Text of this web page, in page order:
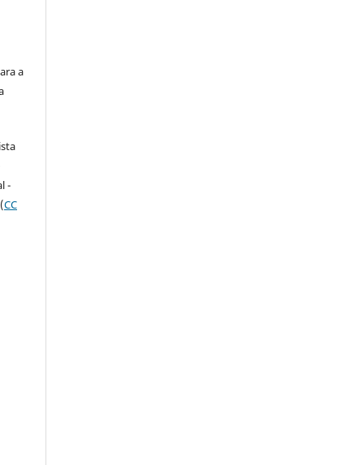
a
-
CC